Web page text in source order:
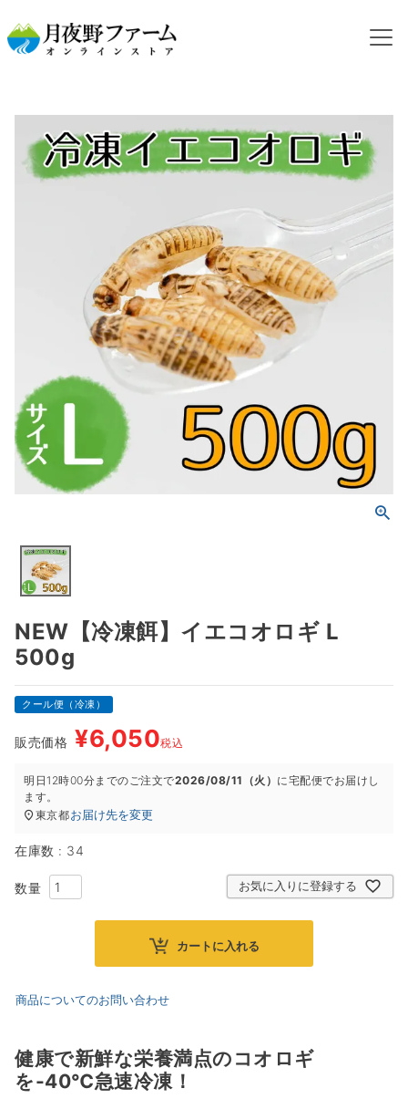
NEW【冷凍餌】イエコオロギ L 500g
NEW【冷凍餌】イエコオロギ L
500g
クール便（冷凍）
販売価格 ¥6,050税込
明日 12時00分までのご注文で2026/08/11（火） に宅配便でお届けし
ます。
東京都お届け先を変更
在庫数 34
お気に入りに登録する
カートに入れる
商品についてのお問い合わせ
健康で新鮮な栄養満点のコオロギ
を-40℃急速冷凍！